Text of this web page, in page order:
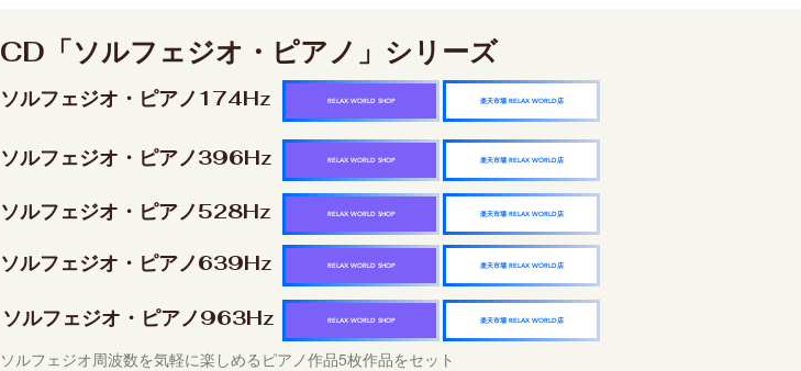
CD「ソルフェジオ・ピアノ」シリーズ
ソルフェジオ・ピアノ174Hz 楽天市場 RELAX WORLD店
RELAX WORLD SHOP
ソルフェジオ・ピアノ396Hz 楽天市場 RELAX WORLD店
RELAX WORLD SHOP
ソルフェジオ・ピアノ528Hz 楽天市場 RELAX WORLD店
RELAX WORLD SHOP
ソルフェジオ・ピアノ639Hz 楽天市場 RELAX WORLD店
RELAX WORLD SHOP
ソルフェジオ・ピアノ963Hz 楽天市場 RELAX WORLD店
RELAX WORLD SHOP
ソルフェジオ周波数を気軽に楽しめるピアノ作品5枚作品をセット